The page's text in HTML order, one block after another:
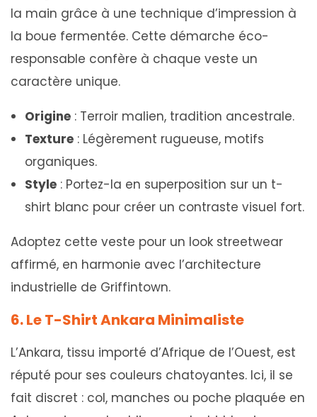
la main grâce à une technique d’impression à
la boue fermentée. Cette démarche éco-
responsable confère à chaque veste un
caractère unique.
Origine : Terroir malien, tradition ancestrale.
Texture : Légèrement rugueuse, motifs
organiques.
Style : Portez-la en superposition sur un t-
shirt blanc pour créer un contraste visuel fort.
Adoptez cette veste pour un look streetwear
affirmé, en harmonie avec l’architecture
industrielle de Griffintown.
6. Le T-Shirt Ankara Minimaliste
L’Ankara, tissu importé d’Afrique de l’Ouest, est
réputé pour ses couleurs chatoyantes. Ici, il se
fait discret : col, manches ou poche plaquée en